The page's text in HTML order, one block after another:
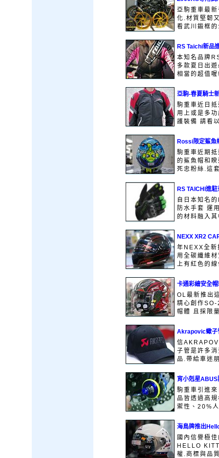
亞駒重車最
化.材質堅韌
看武川鍛框
RS Taichi新品
本知名品牌
多款夏日出
相當的超值
亞駒-春夏騎士
駒重車近日
用上或是多
護裝備 請看
Rossi限定鯊魚
駒重車近期
的鯊魚帽和
死忠粉絲.這
RS TAICHI進
自日本知名
防水手套 運
的材料融入
NEXX XR2
年NEXX全
用全碳纖維
上有紅色的
卡通彩繪安全
OL最新推出
精心創作
帽體 且採限
Akrapovic蠍子
信
子管是許多
品.帶給車迷
宵小剋星ABUS
駒重車引進
品皆透過高
禦性、20%
海鳥牌推出
國內信譽極
HELLO
權.商標與品